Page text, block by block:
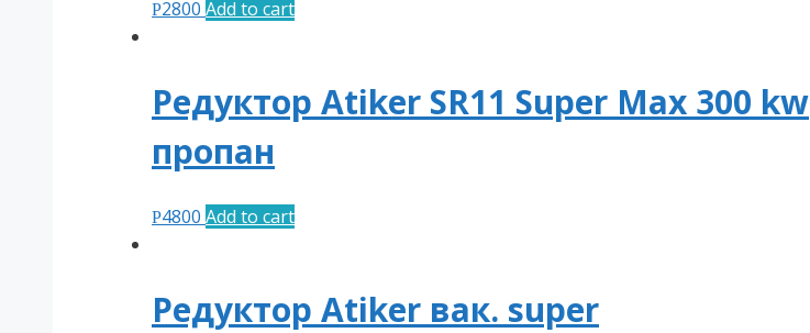
Р2800 Add to cart
Редуктор Atiker SR11 Super Max 300 kw
пропан
Р4800 Add to cart
Редуктор Atiker вак. super